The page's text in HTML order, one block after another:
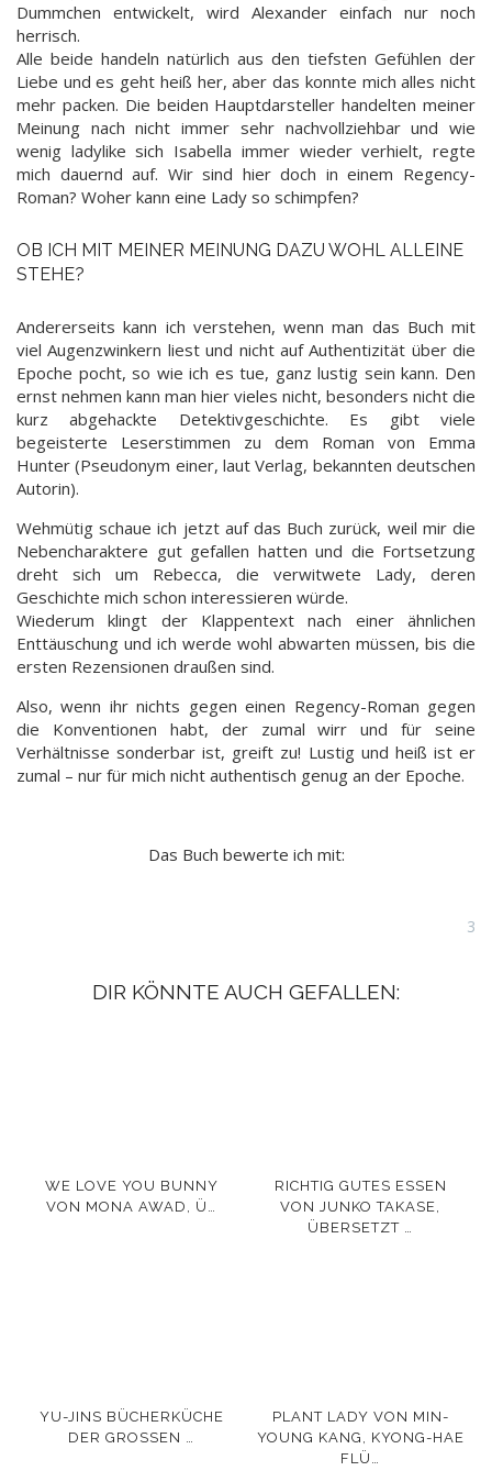
Dummchen entwickelt, wird Alexander einfach nur noch
herrisch.
Alle beide handeln natürlich aus den tiefsten Gefühlen der
Liebe und es geht heiß her, aber das konnte mich alles nicht
mehr packen. Die beiden Hauptdarsteller handelten meiner
Meinung nach nicht immer sehr nachvollziehbar und wie
wenig ladylike sich Isabella immer wieder verhielt, regte
mich dauernd auf. Wir sind hier doch in einem Regency-
Roman? Woher kann eine Lady so schimpfen?
OB ICH MIT MEINER MEINUNG DAZU WOHL ALLEINE
STEHE?
Andererseits kann ich verstehen, wenn man das Buch mit
viel Augenzwinkern liest und nicht auf Authentizität über die
Epoche pocht, so wie ich es tue, ganz lustig sein kann. Den
ernst nehmen kann man hier vieles nicht, besonders nicht die
kurz abgehackte Detektivgeschichte. Es gibt viele
begeisterte Leserstimmen zu dem Roman von Emma
Hunter (Pseudonym einer, laut Verlag, bekannten deutschen
Autorin).
Wehmütig schaue ich jetzt auf das Buch zurück, weil mir die
Nebencharaktere gut gefallen hatten und die Fortsetzung
dreht sich um Rebecca, die verwitwete Lady, deren
Geschichte mich schon interessieren würde.
Wiederum klingt der Klappentext nach einer ähnlichen
Enttäuschung und ich werde wohl abwarten müssen, bis die
ersten Rezensionen draußen sind.
Also, wenn ihr nichts gegen einen Regency-Roman gegen
die Konventionen habt, der zumal wirr und für seine
Verhältnisse sonderbar ist, greift zu! Lustig und heiß ist er
zumal – nur für mich nicht authentisch genug an der Epoche.
Das Buch bewerte ich mit:
3
DIR KÖNNTE AUCH GEFALLEN:
WE LOVE YOU BUNNY
VON MONA AWAD, Ü…
RICHTIG GUTES ESSEN
VON JUNKO TAKASE,
ÜBERSETZT …
YU-JINS BÜCHERKÜCHE
DER GROSSEN …
PLANT LADY VON MIN-
YOUNG KANG, KYONG-HAE
FLÜ…